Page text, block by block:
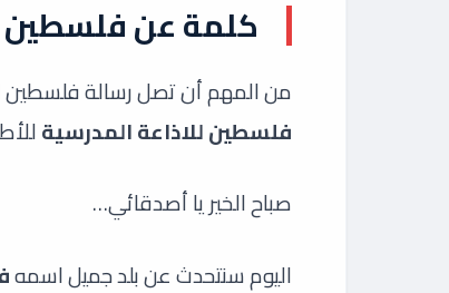
كلمة عن فلسطين
من المهم أن تصل رسالة فلسطين
فلسطين للاذاعة المدرسية
صباح الخير يا أصدقائي…
اليوم سنتحدث عن بلد جميل اسمه